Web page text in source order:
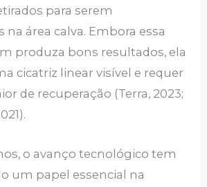
para serem
área calva. Embora essa
produza bons resultados, ela
cicatriz linear visível e requer
de recuperação (Terra, 2023;
o avanço tecnológico tem
um papel essencial na